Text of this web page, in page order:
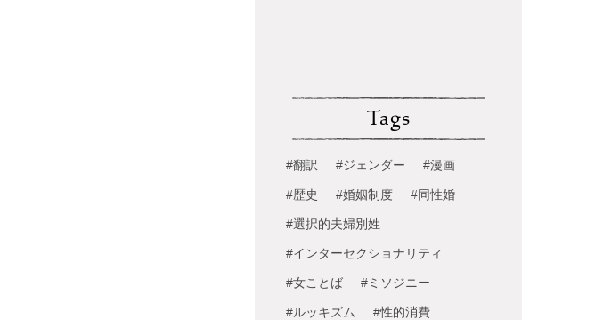
Tags
#翻訳 #ジェンダー #漫画
#歴史 #婚姻制度 #同性婚
#選択的夫婦別姓
#インターセクショナリティ
#女ことば #ミソジニー
#ルッキズム #性的消費